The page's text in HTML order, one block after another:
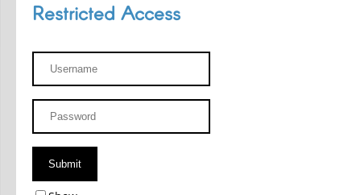
TEACHINGS
Restricted Access